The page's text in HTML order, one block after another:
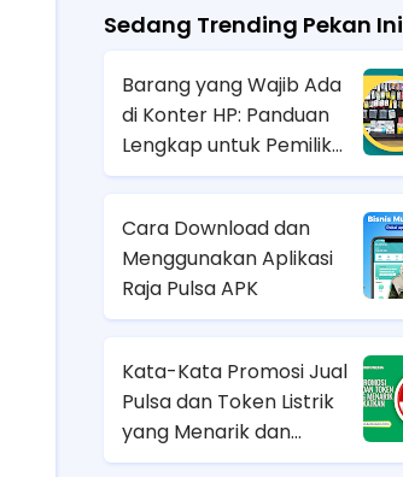
Sedang Trending Pekan Ini
Barang yang Wajib Ada
di Konter HP: Panduan
Lengkap untuk Pemilik
Bisnis Konter
Cara Download dan
Menggunakan Aplikasi
Raja Pulsa APK
Kata-Kata Promosi Jual
Pulsa dan Token Listrik
yang Menarik dan
Meningkatkan Penjualan